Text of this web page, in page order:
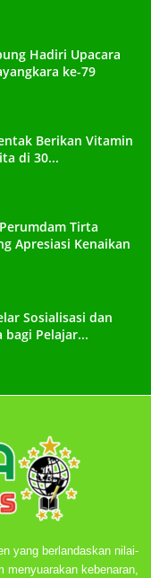
Hadiri Upacara
ke-79
Berikan Vitamin
di 30...
Tirta
Apresiasi Kenaikan
Sosialisasi dan
bagi Pelajar...
yang berlandaskan nilai-
menyuarakan kebenaran,